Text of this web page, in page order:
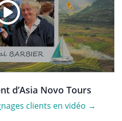
d’Asia Novo Tours
clients en vidéo →